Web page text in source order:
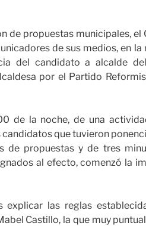
de propuestas municipales, el
de sus medios, en la
del candidato a alcalde
por el Partido
de la noche, de una
que tuvieron
de propuestas y de tres
al efecto, comenzó la
las reglas
Castillo, la que muy